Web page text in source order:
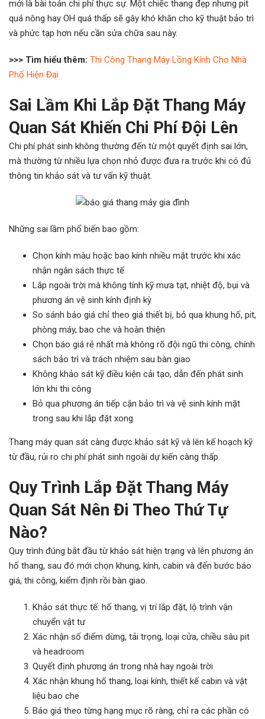
mới là bài toán chi phí thực sự. Một chiếc thang đẹp nhưng pit
quá nông hay OH quá thấp sẽ gây khó khăn cho kỹ thuật bảo trì
và phức tạp hơn nếu cần sửa chữa sau này.
>>> Tìm hiểu thêm: Thi Công Thang Máy Lồng Kính Cho Nhà
Phố Hiện Đại
Sai Lầm Khi Lắp Đặt Thang Máy
Quan Sát Khiến Chi Phí Đội Lên
Chi phí phát sinh không thường đến từ một quyết định sai lớn,
mà thường từ nhiều lựa chọn nhỏ được đưa ra trước khi có đủ
thông tin khảo sát và tư vấn kỹ thuật.
Những sai lầm phổ biến bao gồm:
Chọn kính màu hoặc bao kính nhiều mặt trước khi xác
nhận ngân sách thực tế
Lắp ngoài trời mà không tính kỹ mưa tạt, nhiệt độ, bụi và
phương án vệ sinh kính định kỳ
So sánh báo giá chỉ theo giá thiết bị, bỏ qua khung hố, pit,
phòng máy, bao che và hoàn thiện
Chọn báo giá rẻ nhất mà không rõ đội ngũ thi công, chính
sách bảo trì và trách nhiệm sau bàn giao
Không khảo sát kỹ điều kiện cải tạo, dẫn đến phát sinh
lớn khi thi công
Bỏ qua phương án tiếp cận bảo trì và vệ sinh kính mặt
trong sau khi lắp đặt xong
Thang máy quan sát càng được khảo sát kỹ và lên kế hoạch kỹ
từ đầu, rủi ro chi phí phát sinh ngoài dự kiến càng thấp.
Quy Trình Lắp Đặt Thang Máy
Quan Sát Nên Đi Theo Thứ Tự
Nào?
Quy trình đúng bắt đầu từ khảo sát hiện trạng và lên phương án
hố thang, sau đó mới chọn khung, kính, cabin và đến bước báo
giá, thi công, kiểm định rồi bàn giao.
Khảo sát thực tế: hố thang, vị trí lắp đặt, lộ trình vận
chuyển vật tư
Xác nhận số điểm dừng, tải trọng, loại cửa, chiều sâu pit
và headroom
Quyết định phương án trong nhà hay ngoài trời
Xác nhận khung hố thang, loại kính, thiết kế cabin và vật
liệu bao che
Báo giá theo từng hạng mục rõ ràng, chỉ ra các phần có